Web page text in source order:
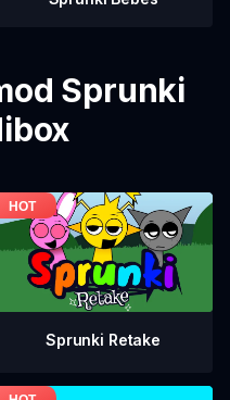
Sprunki
Sprunki Retake